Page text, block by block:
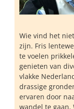
Wie vind het
zijn. Fris
te voelen
genieten van
vlakke
drassige
ervaren door
wandel te gaan.